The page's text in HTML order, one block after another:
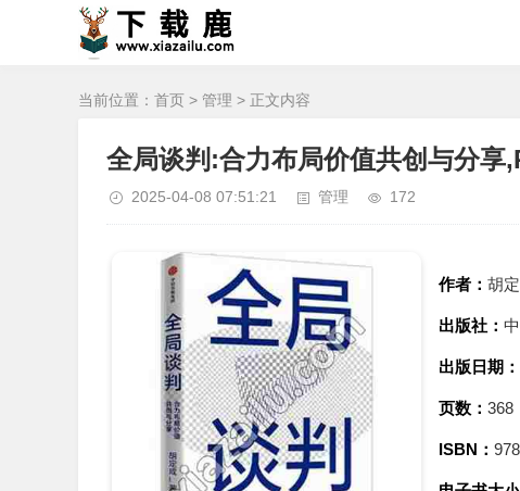
当前位置： 首页 > 管理 > 正文内容
全局谈判:合力布局价值共创与分享
2025-04-08 07:51:21 管理 172
作者： 胡
出版社：
出版日期：
页数： 368
ISBN：